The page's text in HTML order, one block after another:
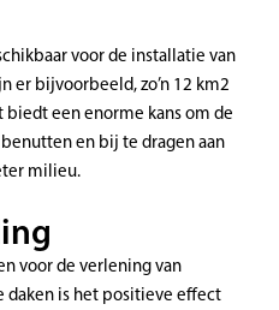
voor de installatie van
er bijvoorbeeld, zo’n 12 km2
een enorme kans om de
en bij te dragen aan
milieu.
voor de verlening van
daken is het positieve effect